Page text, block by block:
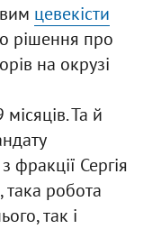
цевекісти
рішення про
на окрузі
Та й
Сергія
така робота
так і